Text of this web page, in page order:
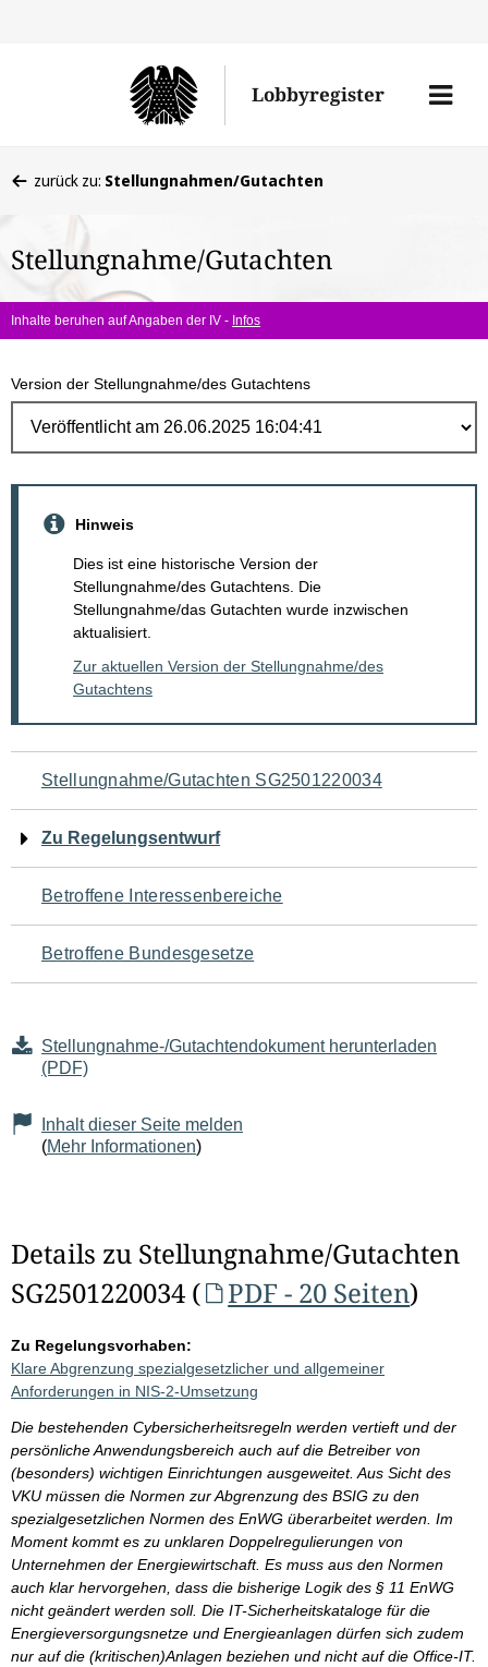
Lobbyregister
Menü
befinden
hier:
zurück zu: Stellungnahmen/Gutachten
Stellungnahme/Gutachten
Inhalte beruhen auf Angaben der IV - Infos
Version der Stellungnahme/des Gutachtens
Hinweis
Dies ist eine historische Version der
Stellungnahme/des Gutachtens. Die
Stellungnahme/das Gutachten wurde inzwischen
aktualisiert.
Zur aktuellen Version der Stellungnahme/des
Gutachtens
Navigation
für
den
Seiteninhalt
Stellungnahme/Gutachten SG2501220034
Zu Regelungsentwurf
Betroffene Interessenbereiche
Betroffene Bundesgesetze
Stellungnahme-/Gutachtendokument herunterladen
(PDF)
Inhalt dieser Seite melden
(Mehr Informationen)
Details zu Stellungnahme/Gutachten
SG2501220034 (
PDF - 20 Seiten)
Zu Regelungsvorhaben:
Klare Abgrenzung spezialgesetzlicher und allgemeiner
Anforderungen in NIS-2-Umsetzung
Die bestehenden Cybersicherheitsregeln werden vertieft und der
persönliche Anwendungsbereich auch auf die Betreiber von
(besonders) wichtigen Einrichtungen ausgeweitet. Aus Sicht des
VKU müssen die Normen zur Abgrenzung des BSIG zu den
spezialgesetzlichen Normen des EnWG überarbeitet werden. Im
Moment kommt es zu unklaren Doppelregulierungen von
Unternehmen der Energiewirtschaft. Es muss aus den Normen
auch klar hervorgehen, dass die bisherige Logik des § 11 EnWG
nicht geändert werden soll. Die IT-Sicherheitskataloge für die
Energieversorgungsnetze und Energieanlagen dürfen sich zudem
nur auf die (kritischen)Anlagen beziehen und nicht auf die Office-IT.